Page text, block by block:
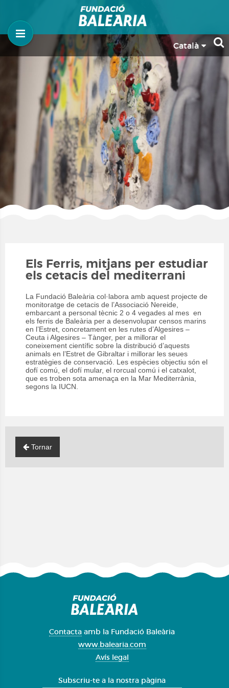
Català
Els Ferris, mitjans per estudiar
els cetacis del mediterrani
La Fundació Baleària col·labora amb aquest projecte de
monitoratge de cetacis de l’Associació Nereide,
embarcant a personal tècnic 2 o 4 vegades al mes en
els ferris de Baleària per a desenvolupar censos marins
en l’Estret, concretament en les rutes d’Algesires –
Ceuta i Algesires – Tànger, per a millorar el
coneixement científic sobre la distribució d’aquests
animals en l’Estret de Gibraltar i millorar les seues
estratègies de conservació. Les espècies objectiu són el
dofí comú, el dofí mular, el rorcual comú i el catxalot,
que es troben sota amenaça en la Mar Mediterrània,
segons la IUCN.
Tornar
Contacta amb la Fundació Baleària
www.balearia.com
Avís legal
Subscriu-te a la nostra pàgina